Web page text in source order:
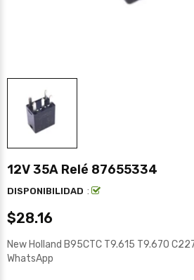
12V 35A Relé 87655334
DISPONIBILIDAD :
$28.16
New Holland B95CTC T9.615 T9.670
WhatsApp